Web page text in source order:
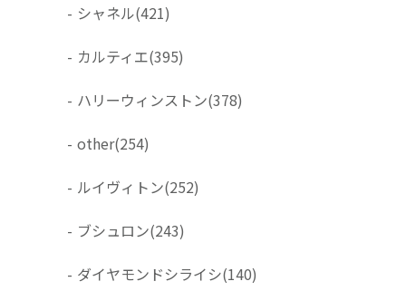
- シャネル(421)
- カルティエ(395)
- ハリーウィンストン(378)
- other(254)
- ルイヴィトン(252)
- ブシュロン(243)
- ダイヤモンドシライシ(140)